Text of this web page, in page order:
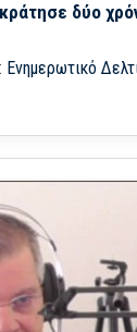
δύο
Ενημερωτικό